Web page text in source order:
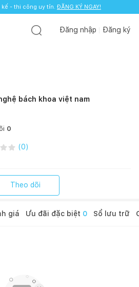
- thi công uy tín. ĐĂNG KÝ NGAY!
Đăng nhập Đăng ký
bách khoa việt nam
0
(0)
Theo dõi
giá Ưu đãi đặc biệt 0 Sổ lưu trữ